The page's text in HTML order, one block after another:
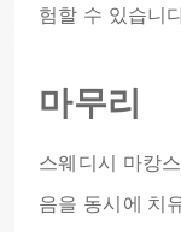
험할 수 있습니
마무리
스웨디시 마캉
음을 동시에 치